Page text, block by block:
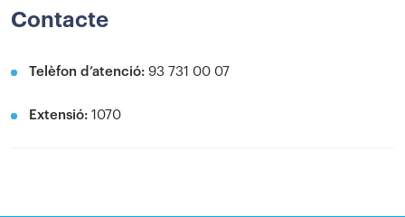
Contacte
Telèfon d’atenció: 93 731 00 07
Extensió: 1070